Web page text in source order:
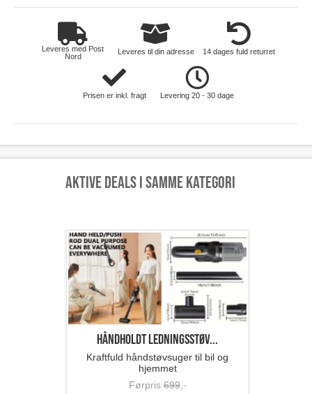
Leveres med Post
Nord
Leveres til din adresse 14 dages fuld returret
Prisen er inkl. fragt Levering 20 - 30 dage
Aktive deals i samme kategori
Håndholdt ledningsstøv...
Kraftfuld håndstøvsuger til bil og
hjemmet
Førpris699,-